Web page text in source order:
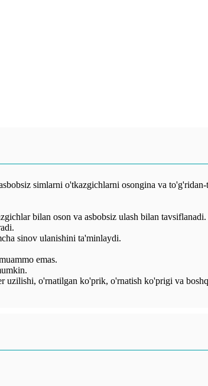
simlarni o'tkazgichlarni osongina va
bilan oson va asbobsiz ulash bilan tavsiflanadi.
sinov ulanishini ta'minlaydi.
emas.
uzilishi, o'rnatilgan ko'prik, o'rnatish ko'prigi va